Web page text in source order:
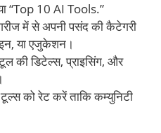
“Top 10 AI Tools.”
में से अपनी पसंद की कैटेगरी
या एजुकेशन।
की डिटेल्स, प्राइसिंग, और
को रेट करें ताकि कम्युनिटी